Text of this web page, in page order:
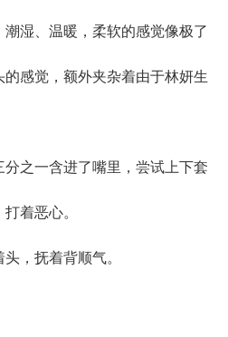
湿、温暖，柔软的感觉像极了
感觉，额外夹杂着由于林妍生
之一含进了嘴里，尝试上下套
着恶心。
，抚着背顺气。